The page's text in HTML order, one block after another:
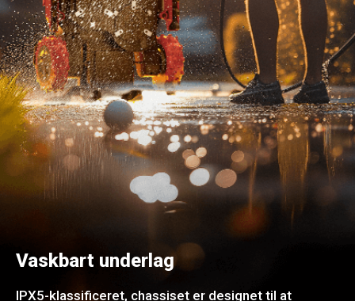
Vaskbart underlag
IPX5-klassificeret, chassiset er designet til at